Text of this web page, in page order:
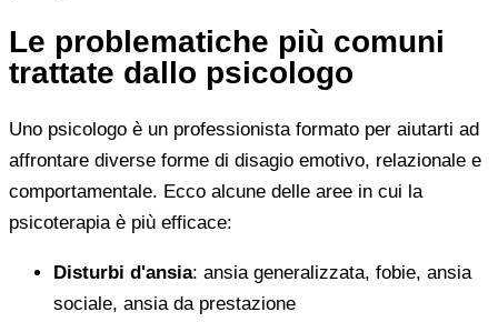
Le problematiche più comuni
trattate dallo psicologo
Uno psicologo è un professionista formato per aiutarti ad
affrontare diverse forme di disagio emotivo, relazionale e
comportamentale. Ecco alcune delle aree in cui la
psicoterapia è più efficace:
Disturbi d'ansia: ansia generalizzata, fobie, ansia
sociale, ansia da prestazione